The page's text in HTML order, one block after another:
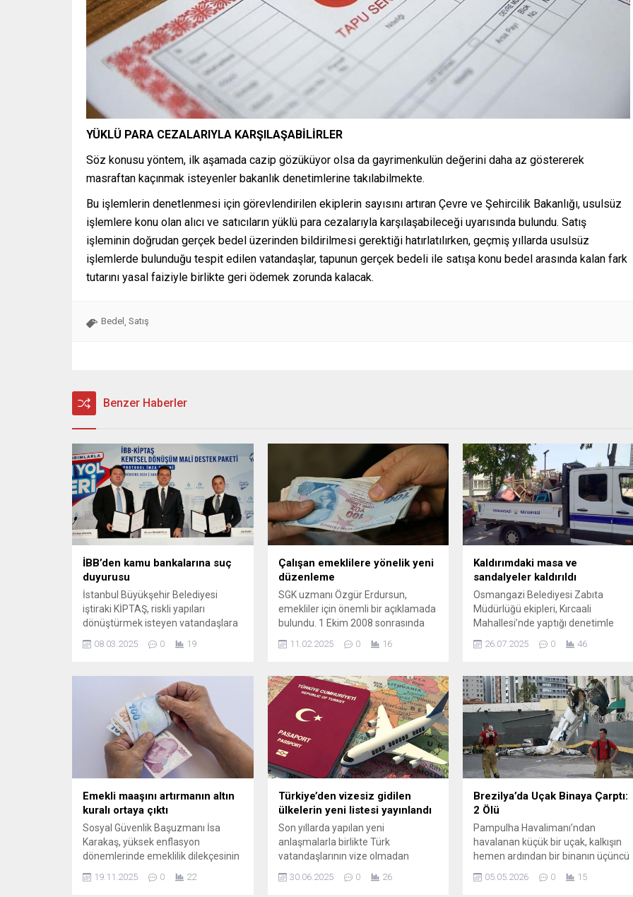
YÜKLÜ PARA CEZALARIYLA KARŞILAŞABİLİRLER
Söz konusu yöntem, ilk aşamada cazip gözüküyor olsa da gayrimenkulün değerini daha az göstererek
masraftan kaçınmak isteyenler bakanlık denetimlerine takılabilmekte.
Bu işlemlerin denetlenmesi için görevlendirilen ekiplerin sayısını artıran Çevre ve Şehircilik Bakanlığı, usulsüz
işlemlere konu olan alıcı ve satıcıların yüklü para cezalarıyla karşılaşabileceği uyarısında bulundu. Satış
işleminin doğrudan gerçek bedel üzerinden bildirilmesi gerektiği hatırlatılırken, geçmiş yıllarda usulsüz
işlemlerde bulunduğu tespit edilen vatandaşlar, tapunun gerçek bedeli ile satışa konu bedel arasında kalan fark
tutarını yasal faiziyle birlikte geri ödemek zorunda kalacak.
Bedel Satış
Benzer Haberler
İBB’den kamu bankalarına suç
duyurusu
İstanbul Büyükşehir Belediyesi
iştiraki KİPTAŞ, riskli yapıları
dönüştürmek isteyen vatandaşlara
bankalarının yöneticileri hakkında
Yönetim Kurulu Başkanı Ali Kurt,
uzun süredir süren kredi taleplerinin
karşılıksız kaldığını belirtti.
08.03.2025 0 19
Çalışan emeklilere yönelik yeni
düzenleme
SGK uzmanı Özgür Erdursun,
emekliler için önemli bir açıklamada
bulundu. 1 Ekim 2008 sonrasında
kişilerin maaşlarının kesilebileceğini
11.02.2025 0 16
Kaldırımdaki masa ve
sandalyeler kaldırıldı
Osmangazi Belediyesi Zabıta
Müdürlüğü ekipleri, Kırcaali
Mahallesi’nde yaptığı denetimle
masa ve sandalyelerini topladı.
Müdürlüğü ekipleri, halkın ortak
kullanım alanlarının işgal edilmesini
önlemek amacıyla Kırcaali
Mahallesi’nde yer alan Kaya Ali
Sokak üzerinde denetim faaliyeti
gerçekleştirdi. Vatandaşlardan
gelen şikayetlerin artması üzerine
hareke geçen zabıta ekipleri,...
26.07.2025 0 46
Emekli maaşını artırmanın altın
kuralı ortaya çıktı
Sosyal Güvenlik Başuzmanı İsa
Karakaş, yüksek enflasyon
dönemlerinde emeklilik dilekçesinin
etkilediğini söyleyerek, “2025 yılında
19.11.2025 0 22
Türkiye’den vizesiz gidilen
ülkelerin yeni listesi yayınlandı
Son yıllarda yapılan yeni
anlaşmalarla birlikte Türk
vatandaşlarının vize olmadan
gidebileceği ülkelerin listesi değişti.
30.06.2025 0 26
Brezilya’da Uçak Binaya Çarptı:
2 Ölü
Pampulha Havalimanı’ndan
havalanan küçük bir uçak, kalkışın
hemen ardından bir binanın üçüncü
ambulans ve arama-kurtarma ekibi
05.05.2026 0 15